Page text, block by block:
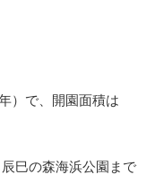
）で、開園面積は
巳の森海浜公園まで